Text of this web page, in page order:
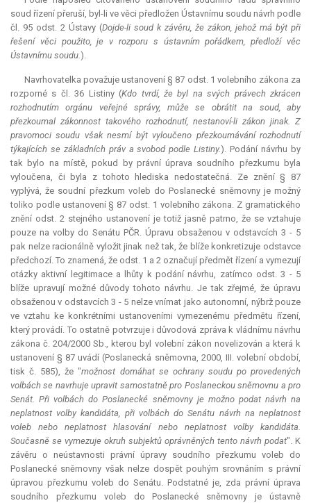
soud řízení přeruší, byl-li ve věci předložen Ústavnímu soudu návrh podle
čl. 95 odst. 2 Ústavy (Dojde-li soud k závěru, že zákon, jehož má být při
řešení věci použito, je v rozporu s ústavním pořádkem, předloží věc
Ústavnímu soudu.).
Navrhovatelka považuje ustanovení § 87 odst. 1 volebního zákona za
rozporné s čl. 36 Listiny (Kdo tvrdí, že byl na svých právech zkrácen
rozhodnutím orgánu veřejné správy, může se obrátit na soud, aby
přezkoumal zákonnost takového rozhodnutí, nestanoví-li zákon jinak. Z
pravomoci soudu však nesmí být vyloučeno přezkoumávání rozhodnutí
týkajících se základních práv a svobod podle Listiny.). Podání návrhu by
tak bylo na místě, pokud by právní úprava soudního přezkumu byla
vyloučena, či byla z tohoto hlediska nedostatečná. Ze znění § 87
vyplývá, že soudní přezkum voleb do Poslanecké sněmovny je možný
toliko podle ustanovení § 87 odst. 1 volebního zákona. Z gramatického
znění odst. 2 stejného ustanovení je totiž jasně patrno, že se vztahuje
pouze na volby do Senátu PČR. Úpravu obsaženou v odstavcích 3 - 5
pak nelze racionálně vyložit jinak než tak, že blíže konkretizuje odstavce
předchozí. To znamená, že odst. 1 a 2 označují předmět řízení a vymezují
otázky aktivní legitimace a lhůty k podání návrhu, zatímco odst. 3 - 5
blíže upravují možné důvody tohoto návrhu. Je tak zřejmé, že úpravu
obsaženou v odstavcích 3 - 5 nelze vnímat jako autonomní, nýbrž pouze
ve vztahu ke konkrétními ustanoveními vymezenému předmětu řízení,
který provádí. To ostatně potvrzuje i důvodová zpráva k vládnímu návrhu
zákona č. 204/2000 Sb., kterou byl volební zákon novelizován a která k
ustanovení § 87 uvádí (Poslanecká sněmovna, 2000, III. volební období,
tisk č. 585), že "možnost domáhat se ochrany soudu po provedených
volbách se navrhuje upravit samostatně pro Poslaneckou sněmovnu a pro
Senát. Při volbách do Poslanecké sněmovny je možno podat návrh na
neplatnost volby kandidáta, při volbách do Senátu návrh na neplatnost
voleb nebo neplatnost hlasování nebo neplatnost volby kandidáta.
Současně se vymezuje okruh subjektů oprávněných tento návrh podat". K
závěru o neústavnosti právní úpravy soudního přezkumu voleb do
Poslanecké sněmovny však nelze dospět pouhým srovnáním s právní
úpravou přezkumu voleb do Senátu. Podstatné je, zda právní úprava
soudního přezkumu voleb do Poslanecké sněmovny je ústavně